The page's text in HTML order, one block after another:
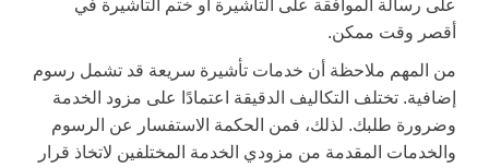
على رسالة الموافقة على التأشيرة أو ختم التأشيرة في
أقصر وقت ممكن.
من المهم ملاحظة أن خدمات تأشيرة سريعة قد تشمل رسوم
إضافية. تختلف التكاليف الدقيقة اعتمادًا على مزود الخدمة
وضرورة طلبك. لذلك، فمن الحكمة الاستفسار عن الرسوم
والخدمات المقدمة من مزودي الخدمة المختلفين لاتخاذ قرار